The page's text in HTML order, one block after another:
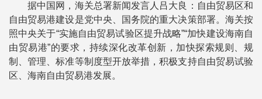
据中国网，海关总署新闻发言人吕大良：自由贸易区和
自由贸易港建设是党中央、国务院的重大决策部署。海关按
照中央关于“实施自由贸易试验区提升战略”“加快建设海南自
由贸易港”的要求，持续深化改革创新，加快探索规则、规
制、管理、标准等制度型开放举措，积极支持自由贸易试验
区、海南自由贸易港发展。